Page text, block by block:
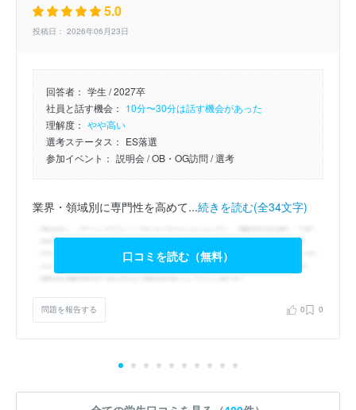
5.0
投稿日： 2026年06月23日
回答者： 学生 / 2027卒
社員と話す機会： 10分〜30分は話す機会があった
理解度： やや高い
選考ステータス： ES落選
参加イベント： 説明会/ OB・OG訪問/ 選考
業界・領域別に専門性を高めて...続きを読む(全34文字)
口コミを読む（無料）
問題を報告する 0 0